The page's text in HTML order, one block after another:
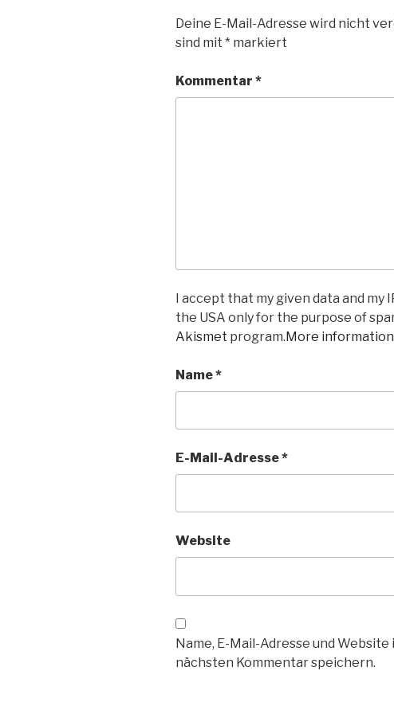
Deine E-Mail-Adresse wird nicht
sind mit * markiert
Kommentar *
I accept that my given data and my
the USA only for the purpose of
Akismet program.More information
Name*
E-Mail-Adresse*
Website
Name, E-Mail-Adresse und
nächsten Kommentar speichern.